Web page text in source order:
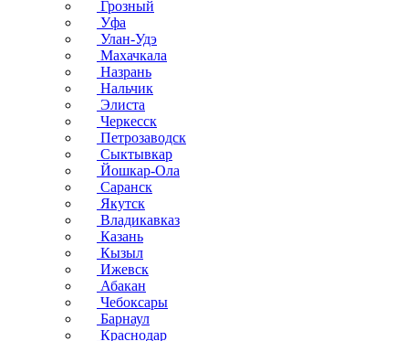
Грозный
Уфа
Улан-Удэ
Махачкала
Назрань
Нальчик
Элиста
Черкесск
Петрозаводск
Сыктывкар
Йошкар-Ола
Саранск
Якутск
Владикавказ
Казань
Кызыл
Ижевск
Абакан
Чебоксары
Барнаул
Краснодар